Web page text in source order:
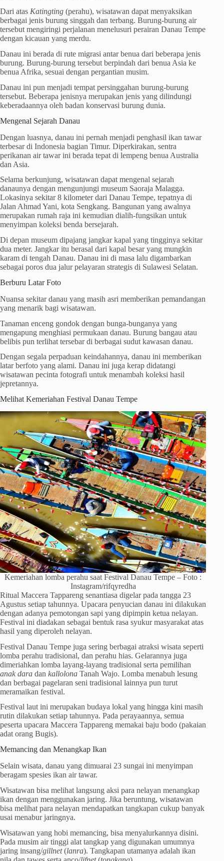
Dari atas Katingting (perahu), wisatawan dapat menyaksikan
berbagai jenis burung singgah dan terbang. Burung-burung air
tersebut mengiringi perjalanan menelusuri perairan Danau Tempe
dengan kicauan yang merdu.
Danau ini berada di rute migrasi antar benua dari beberapa jenis
burung. Burung-burung tersebut berpindah dari benua Asia ke
benua Afrika, sesuai dengan pergantian musim.
Danau ini pun menjadi tempat persinggahan burung-burung
tersebut. Beberapa jenisnya merupakan jenis yang dilindungi
keberadaannya oleh badan konservasi burung dunia.
Mengenal Sejarah Danau
Dengan luasnya, danau ini pernah menjadi penghasil ikan tawar
terbesar di Indonesia bagian Timur. Diperkirakan, sentra
perikanan air tawar ini berada tepat di lempeng benua Australia
dan Asia.
Selama berkunjung, wisatawan dapat mengenal sejarah
danaunya dengan mengunjungi museum Saoraja Malagga.
Lokasinya sekitar 8 kilometer dari Danau Tempe, tepatnya di
Jalan Ahmad Yani, kota Sengkang. Bangunan yang awalnya
merupakan rumah raja ini kemudian dialih-fungsikan untuk
menyimpan koleksi benda bersejarah.
Di depan museum dipajang jangkar kapal yang tingginya sekitar
dua meter. Jangkar itu berasal dari kapal besar yang mungkin
karam di tengah Danau. Danau ini di masa lalu digambarkan
sebagai poros dua jalur pelayaran strategis di Sulawesi Selatan.
Berburu Latar Foto
Nuansa sekitar danau yang masih asri memberikan pemandangan
yang menarik bagi wisatawan.
Tanaman enceng gondok dengan bunga-bunganya yang
mengapung menghiasi permukaan danau. Burung bangau atau
belibis pun terlihat tersebar di berbagai sudut kawasan danau.
Dengan segala perpaduan keindahannya, danau ini memberikan
latar berfoto yang alami. Danau ini juga kerap didatangi
wisatawan pecinta fotografi untuk menambah koleksi hasil
jepretannya.
Melihat Kemeriahan Festival Danau Tempe
Kemeriahan lomba perahu saat Festival Danau Tempe – Foto :
Instagram/rifqyredha
Ritual Maccera Tappareng senantiasa digelar pada tangga 23
Agustus setiap tahunnya. Upacara penyucian danau ini dilakukan
dengan adanya pemotongan sapi yang dipimpin ketua nelayan.
Festival ini diadakan sebagai bentuk rasa syukur masyarakat atas
hasil yang diperoleh nelayan.
Festival Danau Tempe juga sering berbagai atraksi wisata seperti
lomba perahu tradisional, dan perahu hias. Gelarannya juga
dimeriahkan lomba layang-layang tradisional serta pemilihan
anak dara dan kallolona Tanah Wajo. Lomba menabuh lesung
dan berbagai pagelaran seni tradisional lainnya pun turut
meramaikan festival.
Festival laut ini merupakan budaya lokal yang hingga kini masih
rutin dilakukan setiap tahunnya. Pada perayaannya, semua
peserta upacara Maccera Tappareng memakai baju bodo (pakaian
adat orang Bugis).
Memancing dan Menangkap Ikan
Selain wisata, danau yang dimuarai 23 sungai ini menyimpan
beragam spesies ikan air tawar.
Wisatawan bisa melihat langsung aksi para nelayan menangkap
ikan dengan menggunakan jaring. Jika beruntung, wisatawan
bisa melihat para nelayan mendapatkan tangkapan cukup banyak
usai menabur jaringnya.
Wisatawan yang hobi memancing, bisa menyalurkannya disini.
Pada musim air tinggi alat tangkap yang digunakan umumnya
jaring insang/gillnet(lanra). Tangkapan utamanya adalah ikan